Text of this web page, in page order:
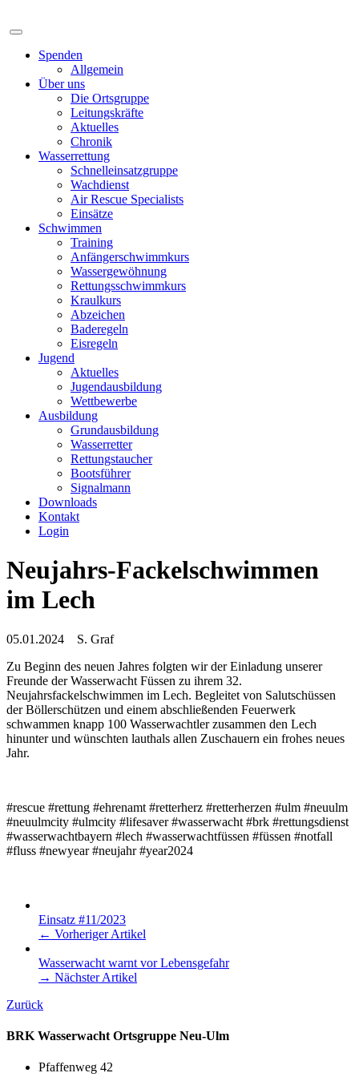
Spenden
Allgemein
Über uns
Die Ortsgruppe
Leitungskräfte
Aktuelles
Chronik
Wasserrettung
Schnelleinsatzgruppe
Wachdienst
Air Rescue Specialists
Einsätze
Schwimmen
Training
Anfängerschwimmkurs
Wassergewöhnung
Rettungsschwimmkurs
Kraulkurs
Abzeichen
Baderegeln
Eisregeln
Jugend
Aktuelles
Jugendausbildung
Wettbewerbe
Ausbildung
Grundausbildung
Wasserretter
Rettungstaucher
Bootsführer
Signalmann
Downloads
Kontakt
Login
Neujahrs-Fackelschwimmen
im Lech
05.01.2024
S. Graf
Zu Beginn des neuen Jahres folgten wir der Einladung unserer
Freunde der Wasserwacht Füssen zu ihrem 32.
Neujahrsfackelschwimmen im Lech. Begleitet von Salutschüssen
der Böllerschützen und einem abschließenden Feuerwerk
schwammen knapp 100 Wasserwachtler zusammen den Lech
hinunter und wünschten lauthals allen Zuschauern ein frohes neues
Jahr.
#rescue #rettung #ehrenamt #retterherz #retterherzen #ulm #neuulm
#neuulmcity #ulmcity #lifesaver #wasserwacht #brk #rettungsdienst
#wasserwachtbayern #lech #wasserwachtfüssen #füssen #notfall
#fluss #newyear #neujahr #year2024
Einsatz #11/2023
← Vorheriger Artikel
Wasserwacht warnt vor Lebensgefahr
→ Nächster Artikel
Zurück
BRK Wasserwacht Ortsgruppe Neu-Ulm
Pfaffenweg 42